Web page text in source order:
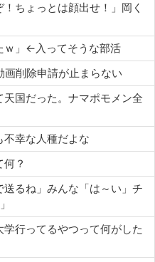
ちょっとは顔出せ！」岡く
ｗ」←入ってそうな部活
画削除申請が止まらない
天国だった。ナマポモメン全
不幸な人種だよな
？
るね」みんな「は～い」チ
行ってるやつって何がした